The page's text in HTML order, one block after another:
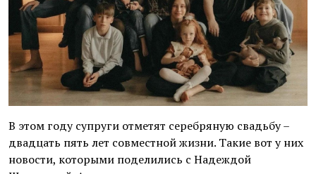
В этом году супруги отметят серебряную свадьбу –
двадцать пять лет совместной жизни. Такие вот у них
новости, которыми поделились с Надеждой